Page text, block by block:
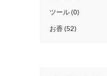
ツール 0
お香 52